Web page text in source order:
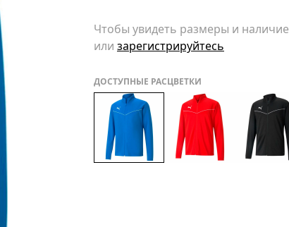
Чтобы увидеть размеры и наличие
или зарегистрируйтесь
ДОСТУПНЫЕ РАСЦВЕТКИ